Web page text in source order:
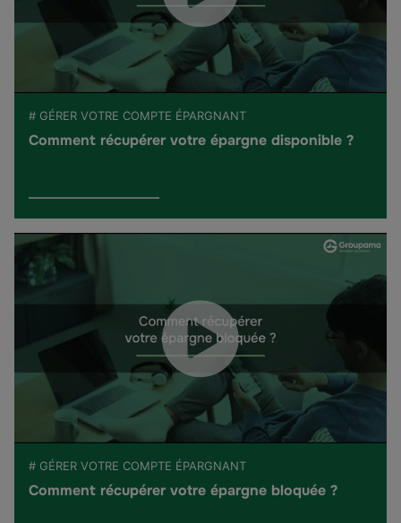
# GÉRER VOTRE COMPTE ÉPARGNANT
Comment récupérer votre épargne disponible ?
# GÉRER VOTRE COMPTE ÉPARGNANT
Comment récupérer votre épargne bloquée ?